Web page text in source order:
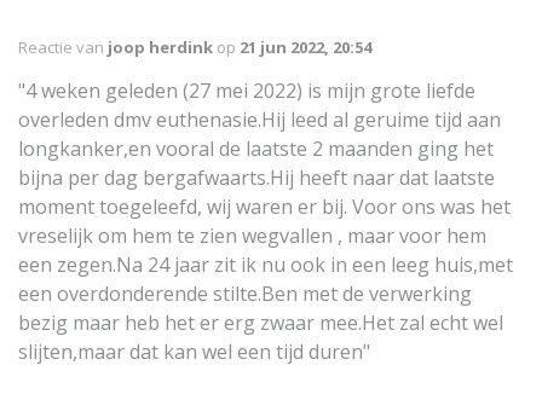
Reactie van joop herdink op 21 jun 2022, 20:54
"4 weken geleden (27 mei 2022) is mijn grote liefde
overleden dmv euthenasie.Hij leed al geruime tijd aan
longkanker,en vooral de laatste 2 maanden ging het
bijna per dag bergafwaarts.Hij heeft naar dat laatste
moment toegeleefd, wij waren er bij. Voor ons was het
vreselijk om hem te zien wegvallen , maar voor hem
een zegen.Na 24 jaar zit ik nu ook in een leeg huis,met
een overdonderende stilte.Ben met de verwerking
bezig maar heb het er erg zwaar mee.Het zal echt wel
slijten,maar dat kan wel een tijd duren"